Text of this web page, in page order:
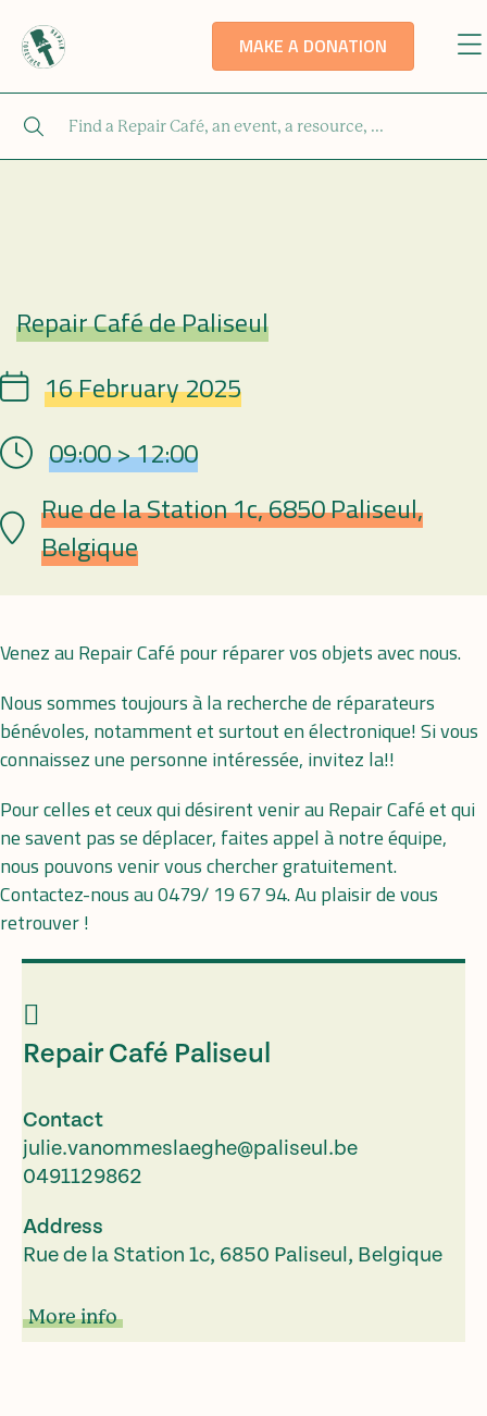
MAKE A DONATION
Repair Café
Repair Café de Paliseul
Date 16 February 2025
Hour 09:00 > 12:00
Lieu Rue de la Station 1c, 6850 Paliseul,
Belgique
Venez au Repair Café pour réparer vos objets avec nous.
Nous sommes toujours à la recherche de réparateurs
bénévoles, notamment et surtout en électronique! Si vous
connaissez une personne intéressée, invitez la!!
Pour celles et ceux qui désirent venir au Repair Café et qui
ne savent pas se déplacer, faites appel à notre équipe,
nous pouvons venir vous chercher gratuitement.
Contactez-nous au 0479/ 19 67 94. Au plaisir de vous
retrouver !
Repair Café Paliseul
Contact
julie.vanommeslaeghe@paliseul.be
0491129862
Address
Rue de la Station 1c, 6850 Paliseul, Belgique
More info